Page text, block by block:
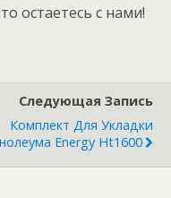
остаетесь с нами!
Следующая Запись
Комплект Для Укладки
Energy Ht1600